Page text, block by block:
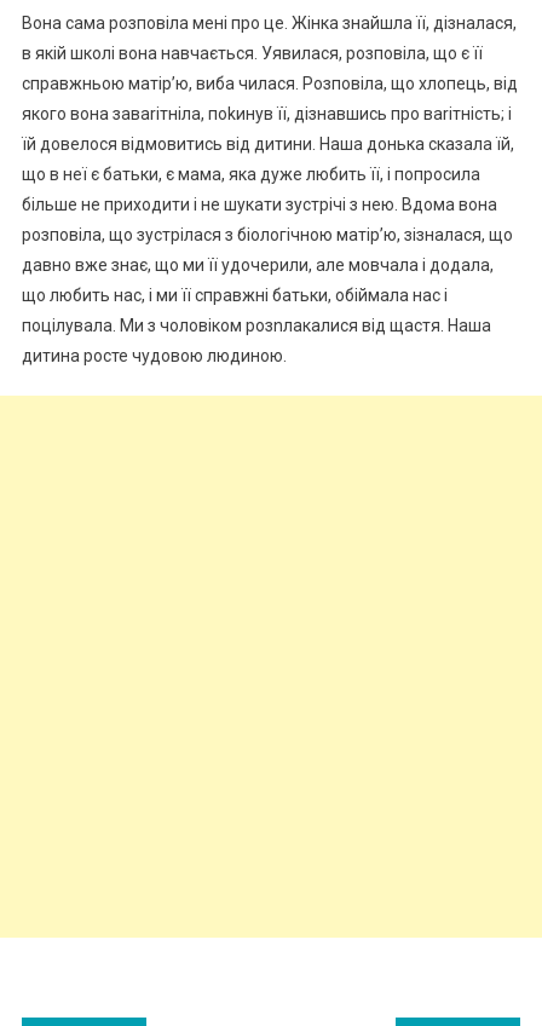
Вона сама розповіла мені про це. Жінка знайшла її, дізналася,
в якій школі вона навчається. Уявилася, розповіла, що є її
справжньою матір’ю, виба чилася. Розповіла, що хлопець, від
якого вона заваrітніла, поkинув її, дізнавшись про ваrітність; і
їй довелося відмовитись від дитини. Наша донька сказала їй,
що в неї є батьки, є мама, яка дуже любить її, і попросила
більше не приходити і не шукати зустрічі з нею. Вдома вона
розповіла, що зустрілася з біологічною матір’ю, зізналася, що
давно вже знає, що ми її удочерили, але мовчала і додала,
що любить нас, і ми її справжні батьки, обіймала нас і
поцілувала. Ми з чоловіком розnлакалися від щастя. Наша
дитина росте чудовою людиною.